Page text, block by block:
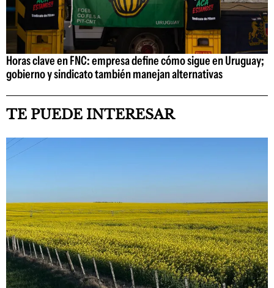
Horas clave en FNC: empresa define cómo sigue en Uruguay;
gobierno y sindicato también manejan alternativas
TE PUEDE INTERESAR